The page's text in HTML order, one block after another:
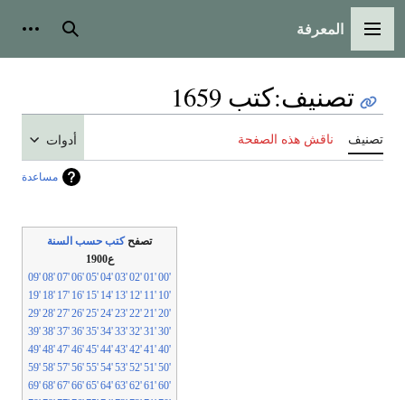
الرئيسية
المعرفة بحث أدوات
تصنيف:كتب 1659
ناقش هذه الصفحة
مساعدة
كتب حسب السنة
'03
'04
'05
'06
'07
'08
'09
'13
'14
'15
'16
'17
'18
'19
'23
'24
'25
'26
'27
'28
'29
'33
'34
'35
'36
'37
'38
'39
'43
'44
'45
'46
'47
'48
'49
'53
'54
'55
'56
'57
'58
'59
'63
'64
'65
'66
'67
'68
'69